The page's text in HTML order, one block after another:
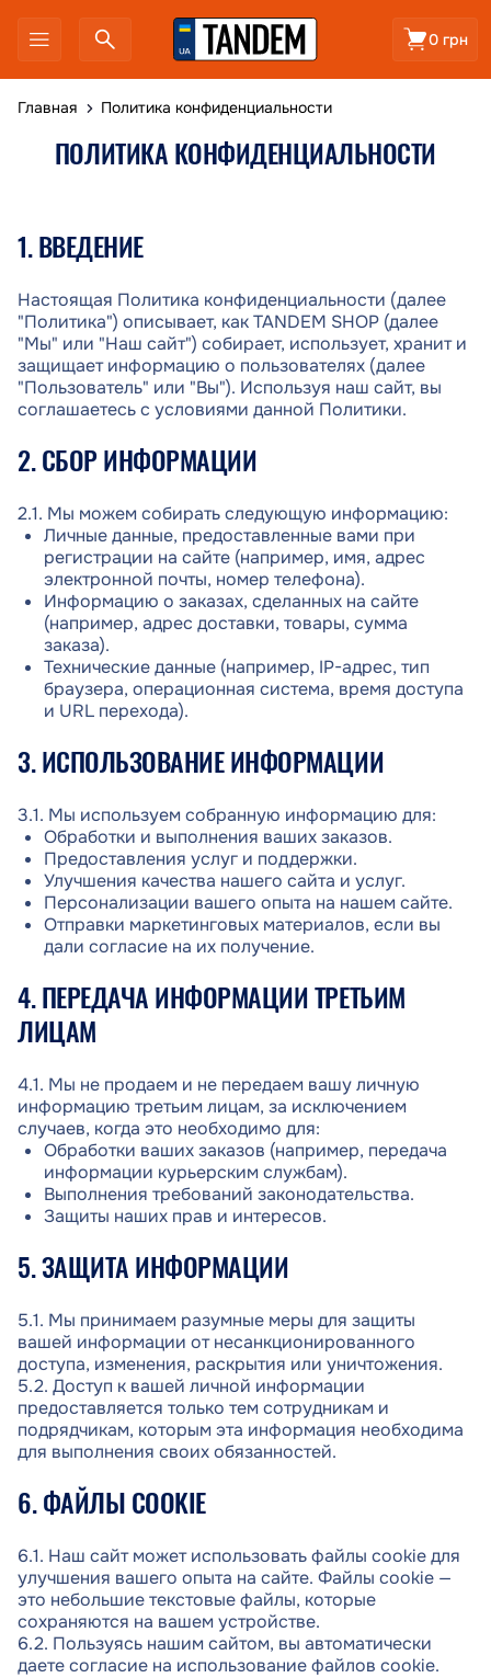
0 грн
Главная Политика конфиденциальности
ПОЛИТИКА КОНФИДЕНЦИАЛЬНОСТИ
1. ВВЕДЕНИЕ
Настоящая Политика конфиденциальности (далее
"Политика") описывает, как TANDEM SHOP (далее
"Мы" или "Наш сайт") собирает, использует, хранит и
защищает информацию о пользователях (далее
"Пользователь" или "Вы"). Используя наш сайт, вы
соглашаетесь с условиями данной Политики.
2. СБОР ИНФОРМАЦИИ
2.1. Мы можем собирать следующую информацию:
Личные данные, предоставленные вами при
регистрации на сайте (например, имя, адрес
электронной почты, номер телефона).
Информацию о заказах, сделанных на сайте
(например, адрес доставки, товары, сумма
заказа).
Технические данные (например, IP-адрес, тип
браузера, операционная система, время доступа
и URL перехода).
3. ИСПОЛЬЗОВАНИЕ ИНФОРМАЦИИ
3.1. Мы используем собранную информацию для:
Обработки и выполнения ваших заказов.
Предоставления услуг и поддержки.
Улучшения качества нашего сайта и услуг.
Персонализации вашего опыта на нашем сайте.
Отправки маркетинговых материалов, если вы
дали согласие на их получение.
4. ПЕРЕДАЧА ИНФОРМАЦИИ ТРЕТЬИМ
ЛИЦАМ
4.1. Мы не продаем и не передаем вашу личную
информацию третьим лицам, за исключением
случаев, когда это необходимо для:
Обработки ваших заказов (например, передача
информации курьерским службам).
Выполнения требований законодательства.
Защиты наших прав и интересов.
5. ЗАЩИТА ИНФОРМАЦИИ
5.1. Мы принимаем разумные меры для защиты
вашей информации от несанкционированного
доступа, изменения, раскрытия или уничтожения.
5.2. Доступ к вашей личной информации
предоставляется только тем сотрудникам и
подрядчикам, которым эта информация необходима
для выполнения своих обязанностей.
6. ФАЙЛЫ COOKIE
6.1. Наш сайт может использовать файлы cookie для
улучшения вашего опыта на сайте. Файлы cookie —
это небольшие текстовые файлы, которые
сохраняются на вашем устройстве.
6.2. Пользуясь нашим сайтом, вы автоматически
даете согласие на использование файлов cookie.